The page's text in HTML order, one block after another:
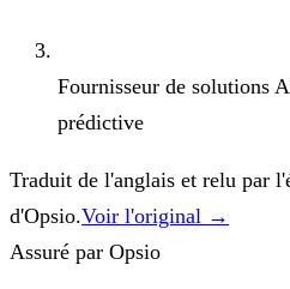
Fournisseur de solutions
prédictive
Traduit de l'anglais et relu par
d'Opsio.Voir l'original →
Assuré par Opsio